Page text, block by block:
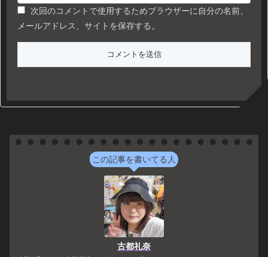
次回のコメントで使用するためブラウザーに自分の名前、
メールアドレス、サイトを保存する。
この記事を書いてる人
古都礼奈